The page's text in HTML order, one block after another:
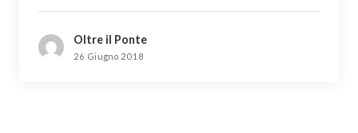
Oltre il Ponte
26 Giugno 2018